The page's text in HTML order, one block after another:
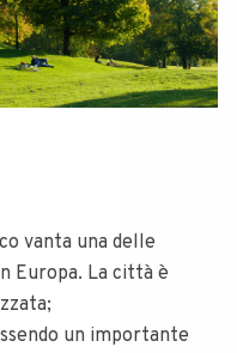
vanta una delle
Europa. La città è
un importante